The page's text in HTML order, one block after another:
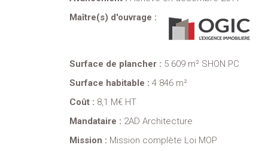
Maître(s) d'ouvrage :
Surface de plancher : 5 609 m² SHON PC
Surface habitable : 4 846 m²
Coût : 8,1 M€ HT
Mandataire : 2AD Architecture
Mission : Mission complète Loi MOP